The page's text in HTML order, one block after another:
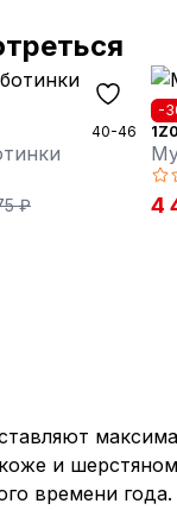
40-46
₽
-
4
и
времени года.